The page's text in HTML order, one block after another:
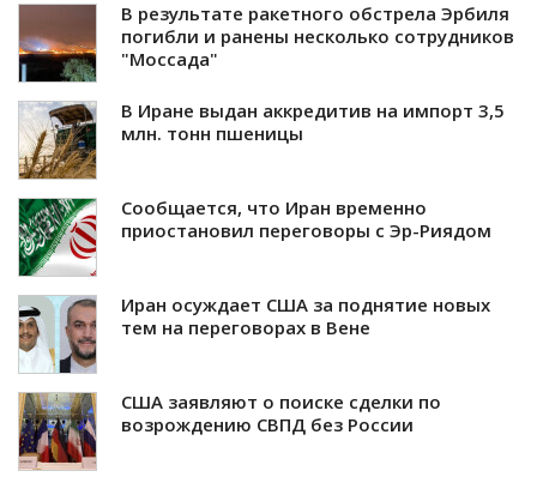
В результате ракетного обстрела Эрбиля
погибли и ранены несколько сотрудников
"Моссада"
В Иране выдан аккредитив на импорт 3,5
млн. тонн пшеницы
Сообщается, что Иран временно
приостановил переговоры с Эр-Риядом
Иран осуждает США за поднятие новых
тем на переговорах в Вене
США заявляют о поиске сделки по
возрождению СВПД без России